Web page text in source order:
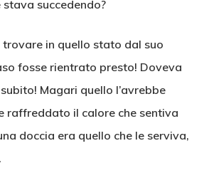
succedendo?
in quello stato dal suo
fosse rientrato presto! Doveva
Magari quello l’avrebbe
raffreddato il calore che sentiva
doccia era quello che le serviva,